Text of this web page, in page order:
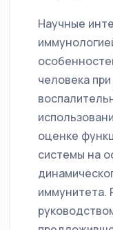
Научные
человека
оценке
системы на
иммунитета.